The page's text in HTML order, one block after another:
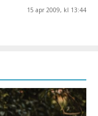
15 apr 2009, kl 13:44